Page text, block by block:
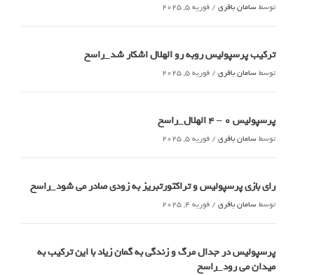
توسطسامان باقری / فوریه 5, 2025
ترکیب پرسپولیس روبه رو الهلال اشکار شد_راسخ
توسطسامان باقری / فوریه 5, 2025
پرسپولیس 0 – ۴ الهلال_راسخ
توسطسامان باقری / فوریه 5, 2025
رای بازی پرسپولیس و تراکتورتبریز به زودی صادر می شود_راسخ
توسطسامان باقری / فوریه 4, 2025
پرسپولیس در جدال مرگ و زندگی به گمان زیاد با این ترکیب به
میدان می رود_راسخ